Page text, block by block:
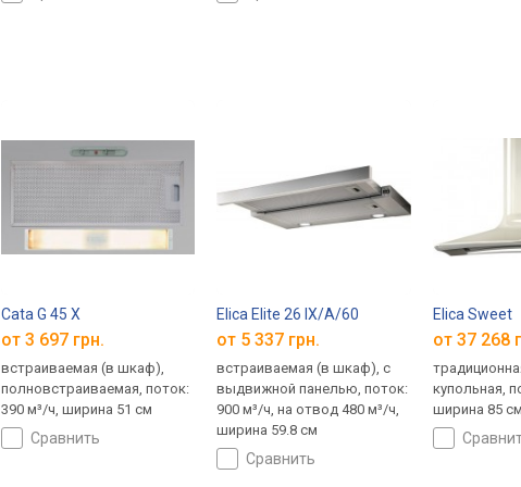
Cata G 45 X
от 3 697 грн.
встраиваемая (в шкаф),
полновстраиваемая, поток:
390 м³/ч, ширина 51 см
сравнить
Elica Elite 26 IX/A/60
от 5 337 грн.
встраиваемая (в шкаф), с
выдвижной панелью, поток:
900 м³/ч, на отвод 480 м³/ч,
ширина 59.8 см
сравнить
Elica Sweet
от 37 268
купольная,
ширина 85 см